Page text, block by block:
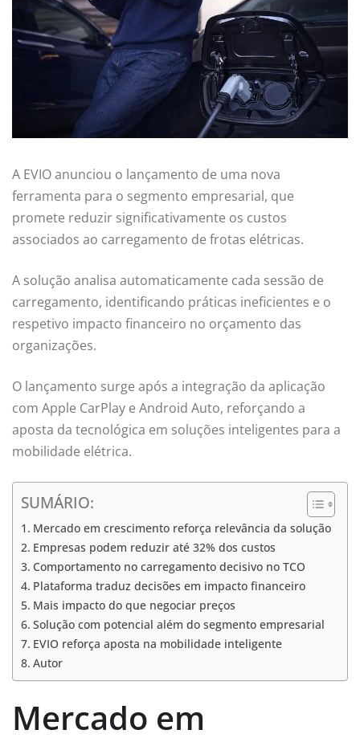
A EVIO anunciou o lançamento de uma nova
ferramenta para o segmento empresarial, que
promete reduzir significativamente os custos
associados ao carregamento de frotas elétricas.
A solução analisa automaticamente cada sessão de
carregamento, identificando práticas ineficientes e o
respetivo impacto financeiro no orçamento das
organizações.
O lançamento surge após a integração da aplicação
com Apple CarPlay e Android Auto, reforçando a
aposta da tecnológica em soluções inteligentes para a
mobilidade elétrica.
SUMÁRIO:
Mercado em crescimento reforça relevância da solução
Empresas podem reduzir até 32% dos custos
Comportamento no carregamento decisivo no TCO
Plataforma traduz decisões em impacto financeiro
Mais impacto do que negociar preços
Solução com potencial além do segmento empresarial
EVIO reforça aposta na mobilidade inteligente
Autor
Mercado em